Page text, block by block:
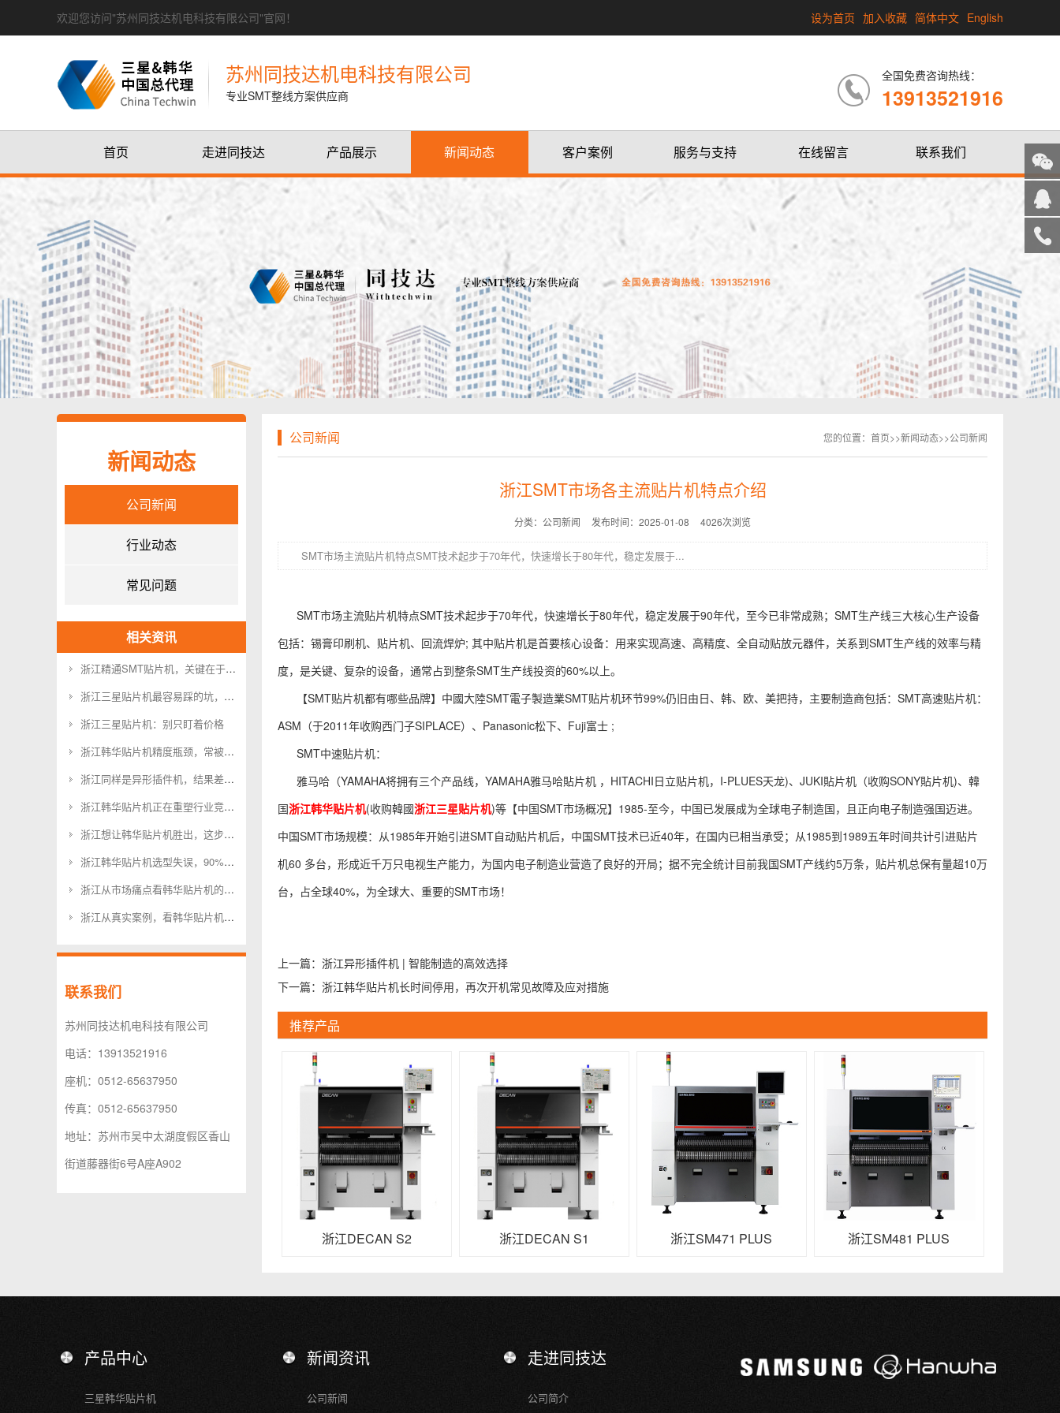
欢迎您访问"苏州同技达机电科技有限公司"官网！ 设为首页 加入收藏 简体中文 English
苏州同技达机电科技有限公司
专业SMT整线方案供应商
全国免费咨询热线：
13913521916
首页 走进同技达 产品展示 新闻动态 客户案例 服务与支持 在线留言 联系我们
新闻动态
公司新闻
行业动态
常见问题
相关资讯
浙江精通SMT贴片机，关键在于理解这层逻辑
浙江三星贴片机最容易踩的坑，你遇到过吗？
浙江三星贴片机：别只盯着价格
浙江韩华贴片机精度瓶颈，常被忽略的3个关键参数
浙江同样是异形插件机，结果差这么多，问题在哪？
浙江韩华贴片机正在重塑行业竞争格局
浙江想让韩华贴片机胜出，这步棋不能少
浙江韩华贴片机选型失误，90%的企业都忽略了这几点
浙江从市场痛点看韩华贴片机的未来方向
浙江从真实案例，看韩华贴片机的深层逻辑
联系我们
苏州同技达机电科技有限公司
电话：13913521916
座机：0512-65637950
传真：0512-65637950
地址：苏州市吴中太湖度假区香山
街道藤器街6号A座A902
公司新闻 您的位置： 首页>>新闻动态>>公司新闻
浙江SMT市场各主流贴片机特点介绍
分类：公司新闻 发布时间：2025-01-08 4026次浏览
SMT市场主流贴片机特点SMT技术起步于70年代，快速增长于80年代，稳定发展于...
SMT市场主流贴片机特点SMT技术起步于70年代，快速增长于80年代，稳定发展于90年代，至今已非常成熟；SMT生产线三大核心生产设备
包括：锡膏印刷机、贴片机、回流焊炉; 其中贴片机是首要核心设备：用来实现高速、高精度、全自动贴放元器件，关系到SMT生产线的效率与精
度，是关键、复杂的设备，通常占到整条SMT生产线投资的60%以上。
【SMT贴片机都有哪些品牌】中國大陸SMT電子製造業SMT贴片机环节99%仍旧由日、韩、欧、美把持，主要制造商包括：SMT高速贴片机：
ASM（于2011年收购西门子SIPLACE）、Panasonic松下、Fuji富士 ;
SMT中速贴片机：
雅马哈（YAMAHA将拥有三个产品线，YAMAHA雅马哈貼片机 ，HITACHI日立贴片机，I-PLUES天龙)、JUKI貼片机（收购SONY貼片机)、韓
国浙江韩华贴片机(收购韓國浙江三星贴片机)等【中国SMT市场概况】1985-至今，中国已发展成为全球电子制造国，且正向电子制造强国迈进。
中国SMT市场规模：从1985年开始引进SMT自动贴片机后，中国SMT技术已近40年，在国内已相当承受；从1985到1989五年时间共计引进贴片
机60 多台，形成近千万只电视生产能力，为国内电子制造业营造了良好的开局；据不完全统计目前我国SMT产线约5万条，贴片机总保有量超10万
台，占全球40%，为全球大、重要的SMT市场！
上一篇： 浙江异形插件机 | 智能制造的高效选择
下一篇： 浙江韩华贴片机长时间停用，再次开机常见故障及应对措施
推荐产品
浙江DECAN S2 浙江DECAN S1 浙江SM471 PLUS 浙江SM481 PLUS
产品中心
三星韩华贴片机
新闻资讯
公司新闻
走进同技达
公司简介
关注
微信
在线
客服